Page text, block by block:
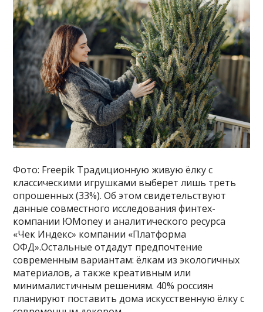
Фото: Freepik Традиционную живую ёлку с
классическими игрушками выберет лишь треть
опрошенных (33%). Об этом свидетельствуют
данные совместного исследования финтех-
компании ЮMoney и аналитического ресурса
«Чек Индекс» компании «Платформа
ОФД».Остальные отдадут предпочтение
современным вариантам: ёлкам из экологичных
материалов, а также креативным или
минималистичным решениям. 40% россиян
планируют поставить дома искусственную ёлку с